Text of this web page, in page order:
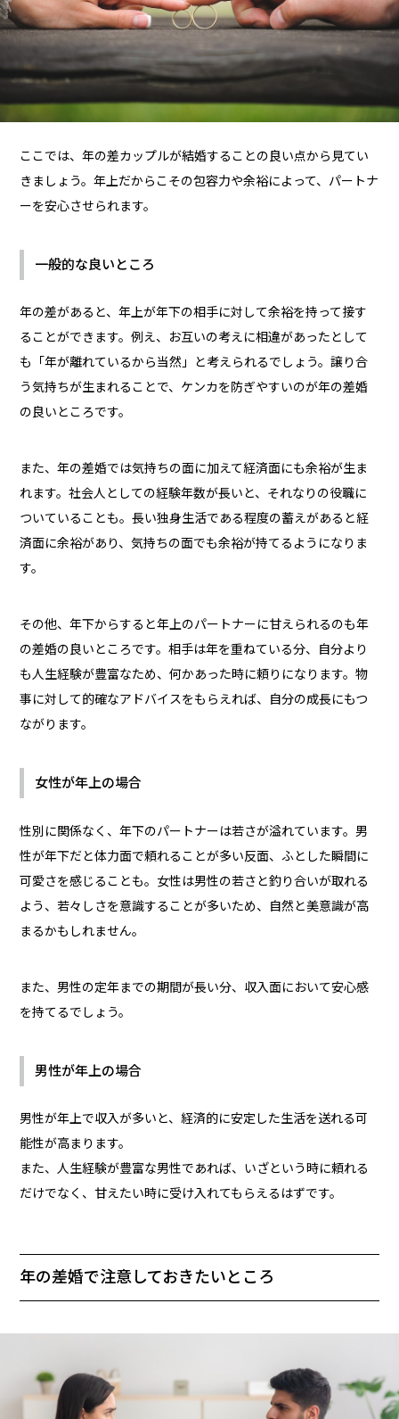
ここでは、年の差カップルが結婚することの良い点から見てい
きましょう。年上だからこその包容力や余裕によって、パートナ
ーを安心させられます。
一般的な良いところ
年の差があると、年上が年下の相手に対して余裕を持って接す
ることができます。例え、お互いの考えに相違があったとして
も「年が離れているから当然」と考えられるでしょう。譲り合
う気持ちが生まれることで、ケンカを防ぎやすいのが年の差婚
の良いところです。
また、年の差婚では気持ちの面に加えて経済面にも余裕が生ま
れます。社会人としての経験年数が長いと、それなりの役職に
ついていることも。長い独身生活である程度の蓄えがあると経
済面に余裕があり、気持ちの面でも余裕が持てるようになりま
す。
その他、年下からすると年上のパートナーに甘えられるのも年
の差婚の良いところです。相手は年を重ねている分、自分より
も人生経験が豊富なため、何かあった時に頼りになります。物
事に対して的確なアドバイスをもらえれば、自分の成長にもつ
ながります。
女性が年上の場合
性別に関係なく、年下のパートナーは若さが溢れています。男
性が年下だと体力面で頼れることが多い反面、ふとした瞬間に
可愛さを感じることも。女性は男性の若さと釣り合いが取れる
よう、若々しさを意識することが多いため、自然と美意識が高
まるかもしれません。
また、男性の定年までの期間が長い分、収入面において安心感
を持てるでしょう。
男性が年上の場合
男性が年上で収入が多いと、経済的に安定した生活を送れる可
能性が高まります。
また、人生経験が豊富な男性であれば、いざという時に頼れる
だけでなく、甘えたい時に受け入れてもらえるはずです。
年の差婚で注意しておきたいところ